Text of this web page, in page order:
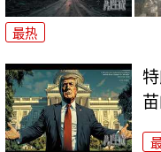
最热